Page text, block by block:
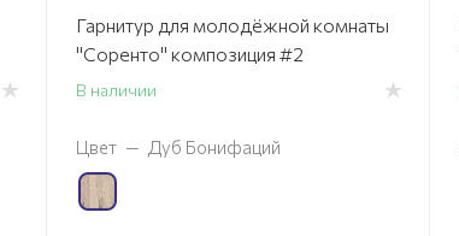
Гарнитур для молодёжной комнаты
"Соренто" композиция #2
В наличии
Цвет — Дуб Бонифаций